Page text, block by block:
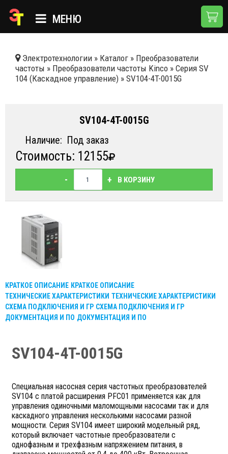
МЕНЮ
КАТАЛОГ
НОВОСТИ
ДОСТАВКА И ОПЛАТА
КОНТАКТЫ
Электротехнологии » Каталог » Преобразователи
частоты » Преобразователи частоты Kinco » Серия SV
104 (Каскадное управление) » SV104-4T-0015G
SV104-4T-0015G
Наличие: Под заказ
Стоимость: 12155
- + В КОРЗИНУ
КРАТКОЕ ОПИСАНИЕ КРАТКОЕ ОПИСАНИЕ
ТЕХНИЧЕСКИЕ ХАРАКТЕРИСТИКИ ТЕХНИЧЕСКИЕ ХАРАКТЕРИСТИКИ
СХЕМА ПОДКЛЮЧЕНИЯ И ГР СХЕМА ПОДКЛЮЧЕНИЯ И ГР
ДОКУМЕНТАЦИЯ И ПО ДОКУМЕНТАЦИЯ И ПО
SV104-4T-0015G
Специальная насосная серия частотных преобразователей
SV104 с платой расширения PFC01 применяется как для
управления одиночными маломощными насосами так и для
каскадного управления несколькими насосами разной
мощности. Серия SV104 имеет широкий модельный ряд,
который включает частотные преобразователи с
однофазным и трехфазным напряжением питания, в